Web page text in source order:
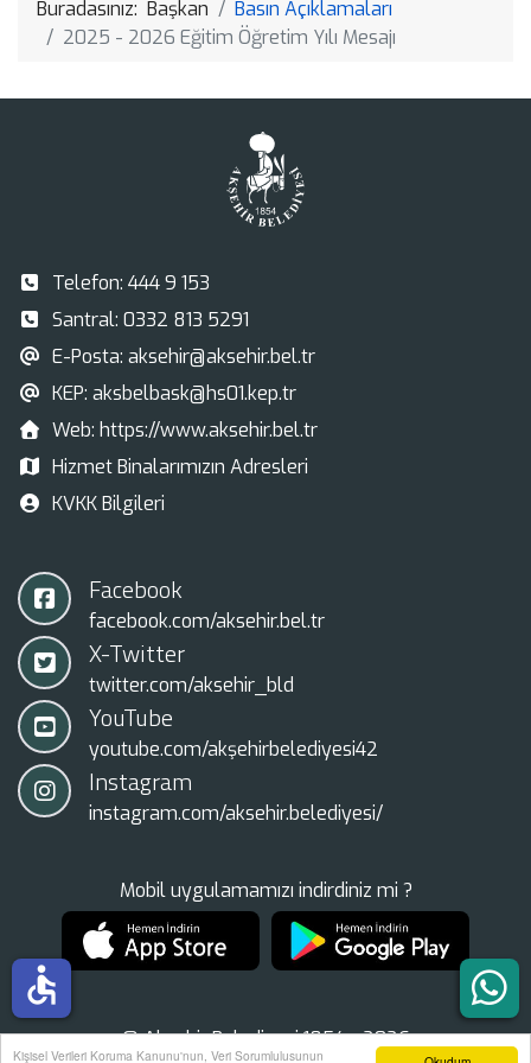
Kişisel Verileri Koruma Kanunu'nun, Veri Sorumlulusunun
Buradasınız: Başkan
Basın Açıklamaları
2025 - 2026 Eğitim Öğretim Yılı Mesajı
Telefon: 444 9 153
Santral: 0332 813 5291
E-Posta: aksehir@aksehir.bel.tr
KEP: aksbelbask@hs01.kep.tr
Web: https://www.aksehir.bel.tr
Hizmet Binalarımızın Adresleri
KVKK Bilgileri
Facebook
facebook.com/aksehir.bel.tr
X-Twitter
twitter.com/aksehir_bld
YouTube
youtube.com/akşehirbelediyesi42
Instagram
instagram.com/aksehir.belediyesi/
Mobil uygulamamızı indirdiniz mi ?
© Akşehir Belediyesi 1854 - 2026
accessible